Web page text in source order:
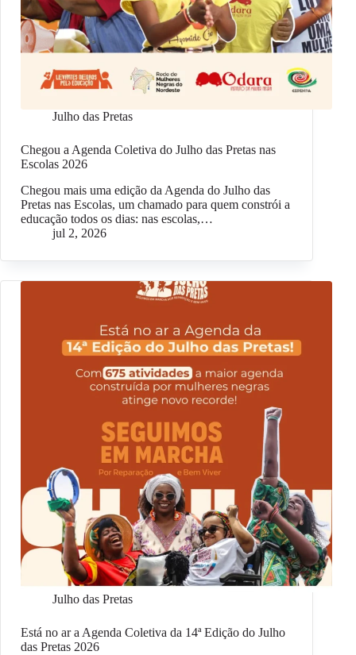
Julho das Pretas
Chegou a Agenda Coletiva do Julho das Pretas nas
Escolas 2026
Chegou mais uma edição da Agenda do Julho das
Pretas nas Escolas, um chamado para quem constrói a
educação todos os dias: nas escolas,…
jul 2, 2026
Julho das Pretas
Está no ar a Agenda Coletiva da 14ª Edição do Julho
das Pretas 2026